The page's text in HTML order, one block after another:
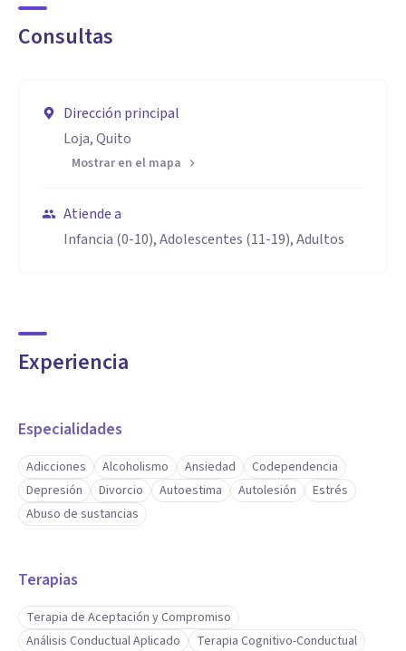
Consultas
Dirección principal
Loja, Quito
Mostrar en el mapa
Atiende a
Infancia (0-10), Adolescentes (11-19), Adultos
Experiencia
Especialidades
Adicciones Alcoholismo Ansiedad
Codependencia
Depresión
Divorcio Autoestima Autolesión
Estrés
Abuso de sustancias
Terapias
Terapia de Aceptación y Compromiso
Análisis Conductual Aplicado
Terapia Cognitivo-Conductual